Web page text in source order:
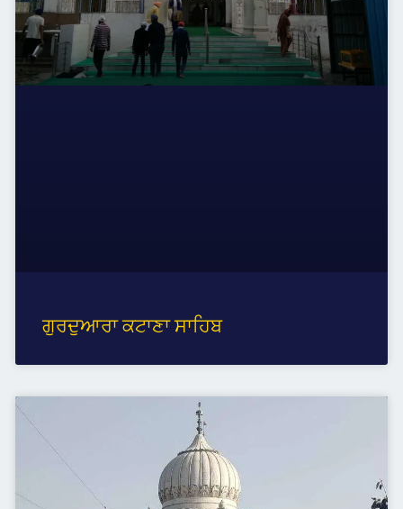
ਗੁਰਦੁਆਰਾ ਕਟਾਣਾ ਸਾਹਿਬ